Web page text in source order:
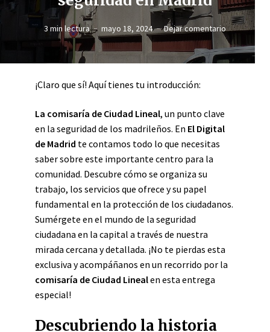
3 min lectura mayo 18, 2024 Dejar comentario
¡Claro que sí! Aquí tienes tu introducción:
La comisaría de Ciudad Lineal, un punto clave
en la seguridad de los madrileños. En El Digital
de Madrid te contamos todo lo que necesitas
saber sobre este importante centro para la
comunidad. Descubre cómo se organiza su
trabajo, los servicios que ofrece y su papel
fundamental en la protección de los ciudadanos.
Sumérgete en el mundo de la seguridad
ciudadana en la capital a través de nuestra
mirada cercana y detallada. ¡No te pierdas esta
exclusiva y acompáñanos en un recorrido por la
comisaría de Ciudad Linealen esta entrega
especial!
Descubriendo la historia